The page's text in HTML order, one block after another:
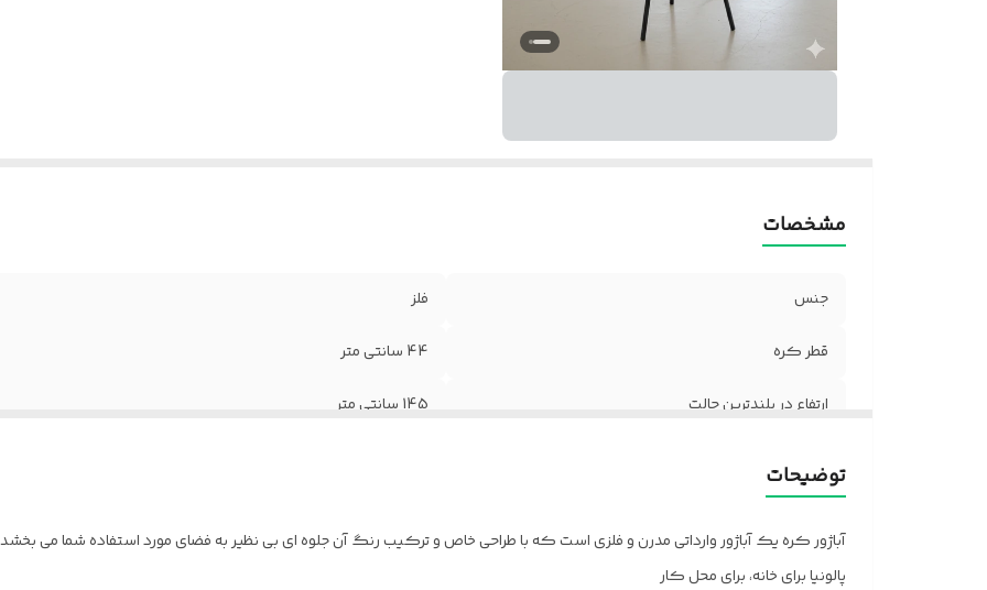
مشخصات
جنس فلز
قطر کره 44 سانتی متر
ارتفاع در بلندترین حالت 145 سانتی متر
توضیحات
آباژور کره یک آباژور وارداتی مدرن و فلزی است که با طراحی خاص و ترکیب رنگ آن جلوه ای بی نظیر به فضای مورد استفاده شما می
پالونیا برای خانه، برای محل کار